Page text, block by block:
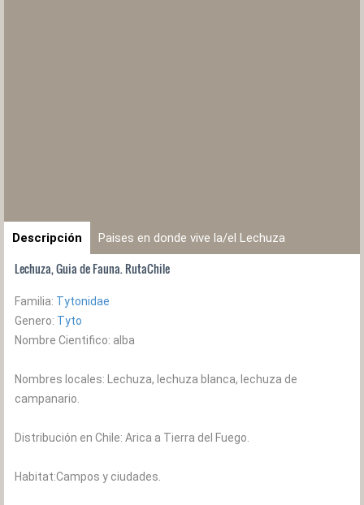
Descripción Paises en donde vive la/el Lechuza
Lechuza, Guia de Fauna. RutaChile
Familia: Tytonidae
Genero: Tyto
Nombre Cientifico: alba
Nombres locales: Lechuza, lechuza blanca, lechuza de
campanario.
Distribución en Chile: Arica a Tierra del Fuego.
Habitat:Campos y ciudades.